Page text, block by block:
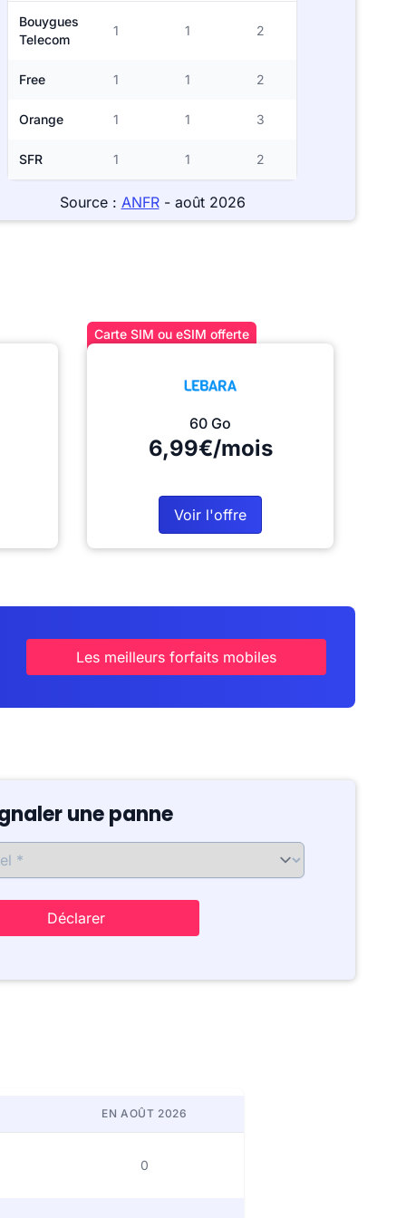
Bouygues
Telecom
1 1 2
Free 1 1 2
Orange 1 1 3
SFR 1 1 2
Source : ANFR- août 2026
Carte SIM ou eSIM offerte
60 Go
6,99€/mois
Voir l'offre
Les meilleurs forfaits mobiles
une panne
Déclarer
EN AOÛT 2026
0